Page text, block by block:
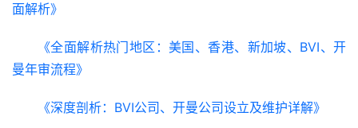
面解析》
《全面解析热门地区：美国、香港、新加坡、BVI、开
曼年审流程》
《深度剖析：BVI公司、开曼公司设立及维护详解》